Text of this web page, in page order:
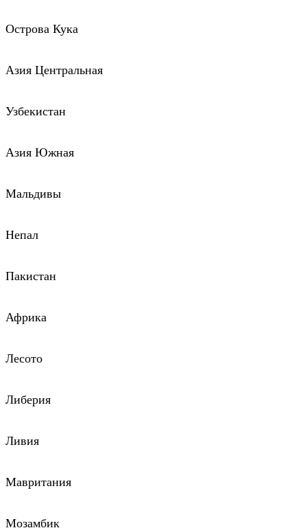
Острова Кука
Азия Центральная
Узбекистан
Азия Южная
Мальдивы
Непал
Пакистан
Африка
Лесото
Либерия
Ливия
Мавритания
Мозамбик